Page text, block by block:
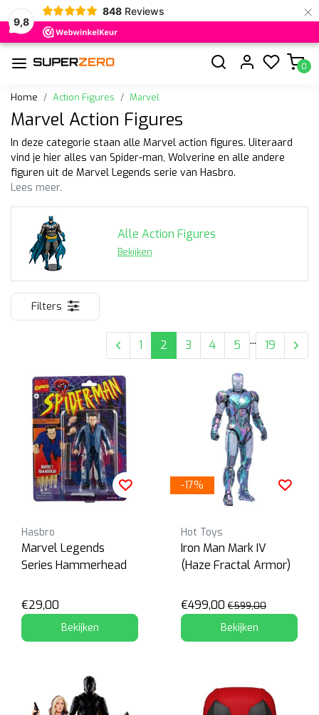
9,8
848 Reviews ×
0
Home Action Figures Marvel
Marvel Action Figures
In deze categorie staan alle Marvel action figures. Uiteraard
vind je hier alles van Spider-man, Wolverine en alle andere
figuren uit de Marvel Legends serie van Hasbro.
Lees meer.
Alle Action Figures
Bekijken
Filters
1 2 3 4 5 ... 19
Hasbro
Marvel Legends
Series Hammerhead
€29,00
Bekijken
-17%
Hot Toys
Iron Man Mark IV
(Haze Fractal Armor)
€499,00 €599,00
Bekijken